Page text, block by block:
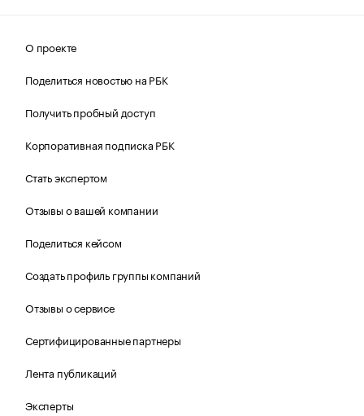
О проекте
Поделиться новостью на РБК
Получить пробный доступ
Корпоративная подписка РБК
Стать экспертом
Отзывы о вашей компании
Поделиться кейсом
Создать профиль группы компаний
Отзывы о сервисе
Сертифицированные партнеры
Лента публикаций
Эксперты